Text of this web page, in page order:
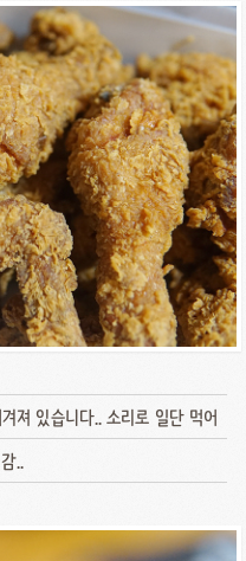
져 있습니다.. 소리로 일단 먹어
..